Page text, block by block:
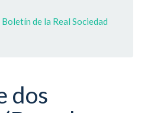
de la Real Sociedad
dos